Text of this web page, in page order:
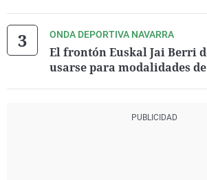
ONDA DEPORTIVA NAVARRA
El frontón Euskal Jai Berri
usarse para modalidades